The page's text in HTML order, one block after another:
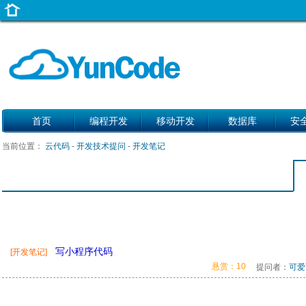
首页 编程开发 移动开发 数据库 安
当前位置： 云代码 - 开发技术提问 - 开发笔记
[开发笔记] 写小程序代码
提问者： 可
悬赏：10